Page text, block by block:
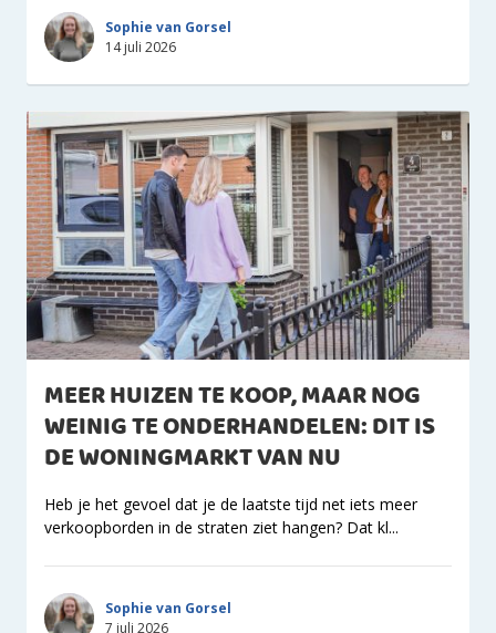
Sophie van Gorsel
14 juli 2026
MEER HUIZEN TE KOOP, MAAR NOG
WEINIG TE ONDERHANDELEN: DIT IS
DE WONINGMARKT VAN NU
Heb je het gevoel dat je de laatste tijd net iets meer
verkoopborden in de straten ziet hangen? Dat kl...
Sophie van Gorsel
7 juli 2026